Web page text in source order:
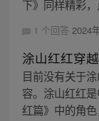
下》同样精彩
1 个回答 2024
涂山红红穿
目前没有关于
容。涂山红红
红篇》中的角